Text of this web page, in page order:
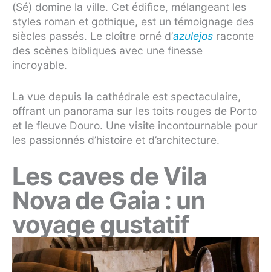
(Sé) domine la ville. Cet édifice, mélangeant les
styles roman et gothique, est un témoignage des
siècles passés. Le cloître orné d’azulejos raconte
des scènes bibliques avec une finesse
incroyable.
La vue depuis la cathédrale est spectaculaire,
offrant un panorama sur les toits rouges de Porto
et le fleuve Douro. Une visite incontournable pour
les passionnés d’histoire et d’architecture.
Les caves de Vila
Nova de Gaia : un
voyage gustatif